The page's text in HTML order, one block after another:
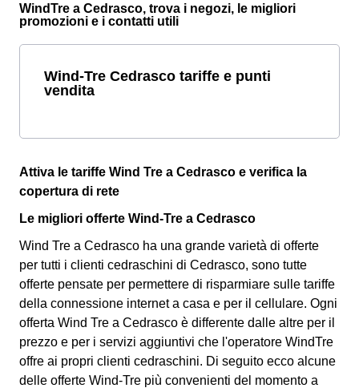
WindTre a Cedrasco, trova i negozi, le migliori
promozioni e i contatti utili
Wind-Tre Cedrasco tariffe e punti
vendita
Attiva le tariffe Wind Tre a Cedrasco e verifica la
copertura di rete
Le migliori offerte Wind-Tre a Cedrasco
Wind Tre a Cedrasco ha una grande varietà di offerte
per tutti i clienti cedraschini di Cedrasco, sono tutte
offerte pensate per permettere di risparmiare sulle tariffe
della connessione internet a casa e per il cellulare. Ogni
offerta Wind Tre a Cedrasco è differente dalle altre per il
prezzo e per i servizi aggiuntivi che l'operatore WindTre
offre ai propri clienti cedraschini. Di seguito ecco alcune
delle offerte Wind-Tre più convenienti del momento a